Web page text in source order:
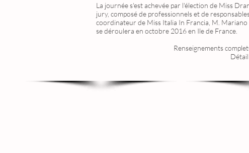
La journée s'est achevée par l'élection de Miss
jury, composé de professionnels et de
coordinateur de Miss Italia In Francia, M.
se déroulera en octobre 2016 en Ile de France.
Renseignements